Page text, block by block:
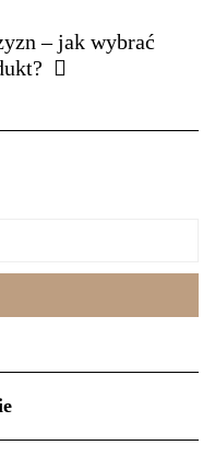
– jak wybrać